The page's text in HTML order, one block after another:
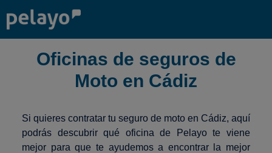
Oficinas de seguros de
Moto en Cádiz
Si quieres contratar tu seguro de moto en Cádiz, aquí
podrás descubrir qué oficina de Pelayo te viene
mejor para que te ayudemos a encontrar la mejor